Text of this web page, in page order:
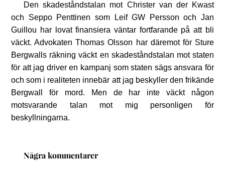
Den skadeståndstalan mot Christer van der Kwast
och Seppo Penttinen som Leif GW Persson och Jan
Guillou har lovat finansiera väntar fortfarande på att bli
väckt. Advokaten Thomas Olsson har däremot för Sture
Bergwalls räkning väckt en skadeståndstalan mot staten
för att jag driver en kampanj som staten sägs ansvara för
och som i realiteten innebär att jag beskyller den frikände
Bergwall för mord. Men de har inte väckt någon
motsvarande talan mot mig personligen för
beskyllningarna.
Några kommentarer